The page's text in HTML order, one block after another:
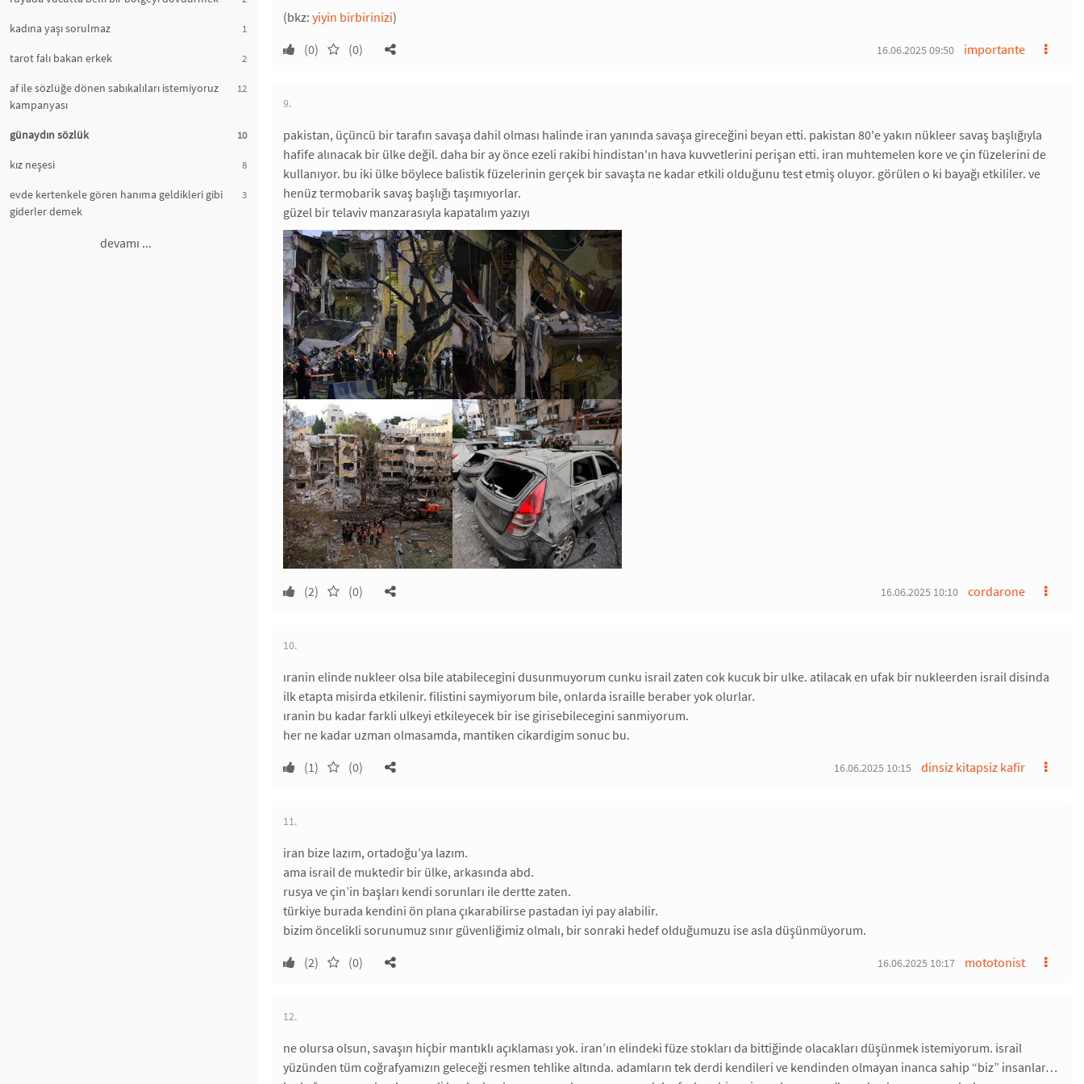
kadına yaşı sorulmaz 1
tarot falı bakan erkek 2
af ile sözlüğe dönen sabıkalıları istemiyoruz
kampanyası
12
günaydın sözlük 10
kız neşesi 8
evde kertenkele gören hanıma geldikleri gibi
giderler demek
3
devamı ...
(bkz: yiyin birbirinizi)
(0)
(0) importante
16.06.2025 09:50
9.
pakistan, üçüncü bir tarafın savaşa dahil olması halinde iran yanında savaşa gireceğini beyan etti. pakistan 80'e yakın nükleer savaş başlığıyla
hafife alınacak bir ülke değil. daha bir ay önce ezeli rakibi hindistan'ın hava kuvvetlerini perişan etti. iran muhtemelen kore ve çin füzelerini de
kullanıyor. bu iki ülke böylece balistik füzelerinin gerçek bir savaşta ne kadar etkili olduğunu test etmiş oluyor. görülen o ki bayağı etkililer. ve
henüz termobarik savaş başlığı taşımıyorlar.
güzel bir telaviv manzarasıyla kapatalım yazıyı
(2) (0) cordarone
16.06.2025 10:10
10.
ıranin elinde nukleer olsa bile atabilecegini dusunmuyorum cunku israil zaten cok kucuk bir ulke. atilacak en ufak bir nukleerden israil disinda
ilk etapta misirda etkilenir. filistini saymiyorum bile, onlarda israille beraber yok olurlar.
ıranin bu kadar farkli ulkeyi etkileyecek bir ise girisebilecegini sanmiyorum.
her ne kadar uzman olmasamda, mantiken cikardigim sonuc bu.
(1)
(0) dinsiz kitapsiz kafir
16.06.2025 10:15
11.
iran bize lazım, ortadoğu’ya lazım.
ama israil de muktedir bir ülke, arkasında abd.
rusya ve çin’in başları kendi sorunları ile dertte zaten.
türkiye burada kendini ön plana çıkarabilirse pastadan iyi pay alabilir.
bizim öncelikli sorunumuz sınır güvenliğimiz olmalı, bir sonraki hedef olduğumuzu ise asla düşünmüyorum.
(2)
(0) mototonist
16.06.2025 10:17
12.
ne olursa olsun, savaşın hiçbir mantıklı açıklaması yok. iran’ın elindeki füze stokları da bittiğinde olacakları düşünmek istemiyorum. israil
yüzünden tüm coğrafyamızın geleceği resmen tehlike altında. adamların tek derdi kendileri ve kendinden olmayan inanca sahip “biz” insanlar…